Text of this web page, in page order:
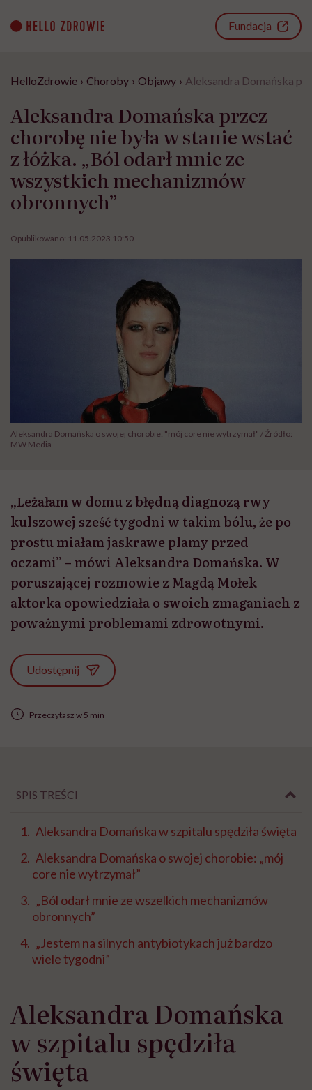
content
Fundacja
HelloZdrowie › Choroby › Objawy › Aleksandra Domańska
Aleksandra Domańska przez
chorobę nie była w stanie wstać
z łóżka. „Ból odarł mnie ze
wszystkich mechanizmów
obronnych”
Opublikowano: 11.05.2023 10:50
Aleksandra Domańska o swojej chorobie: "mój core nie wytrzymał" / Źródło:
MW Media
„Leżałam w domu z błędną diagnozą rwy
kulszowej sześć tygodni w takim bólu, że po
prostu miałam jaskrawe plamy przed
oczami” – mówi Aleksandra Domańska. W
poruszającej rozmowie z Magdą Mołek
aktorka opowiedziała o swoich zmaganiach z
poważnymi problemami zdrowotnymi.
Udostępnij
Przeczytasz w 5 min
SPIS TREŚCI
Aleksandra Domańska w szpitalu spędziła święta
Aleksandra Domańska o swojej chorobie: „mój
core nie wytrzymał”
„Ból odarł mnie ze wszelkich mechanizmów
obronnych”
„Jestem na silnych antybiotykach już bardzo
wiele tygodni”
Aleksandra Domańska
w szpitalu spędziła
święta